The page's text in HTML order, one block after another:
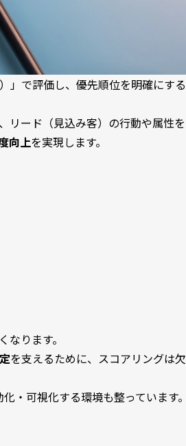
」で評価し、優先順位を明確にする
リード（見込み客）の行動や属性を
向上を実現します。
ります。
を支えるために、スコアリングは欠
・可視化する環境も整っています。